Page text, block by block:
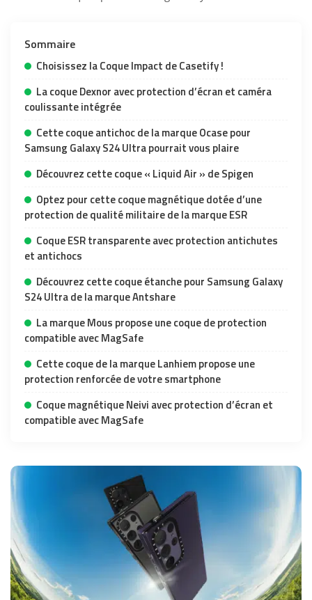
Sommaire
Choisissez la Coque Impact de Casetify !
La coque Dexnor avec protection d’écran et caméra
coulissante intégrée
Cette coque antichoc de la marque Ocase pour
Samsung Galaxy S24 Ultra pourrait vous plaire
Découvrez cette coque « Liquid Air » de Spigen
Optez pour cette coque magnétique dotée d’une
protection de qualité militaire de la marque ESR
Coque ESR transparente avec protection antichutes
et antichocs
Découvrez cette coque étanche pour Samsung Galaxy
S24 Ultra de la marque Antshare
La marque Mous propose une coque de protection
compatible avec MagSafe
Cette coque de la marque Lanhiem propose une
protection renforcée de votre smartphone
Coque magnétique Neivi avec protection d’écran et
compatible avec MagSafe